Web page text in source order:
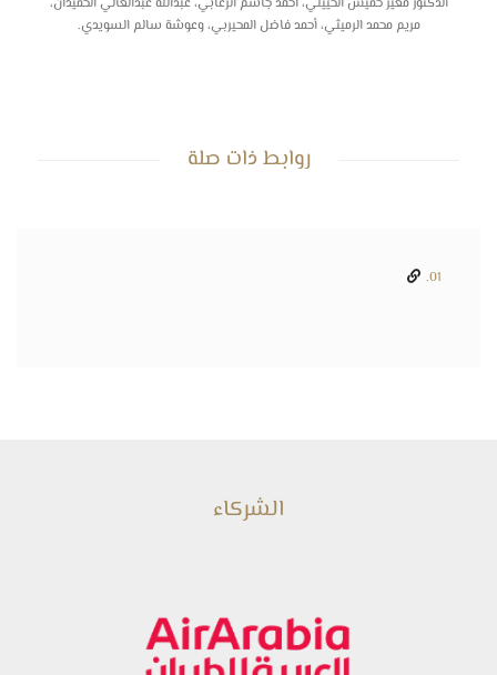
الدكتور مغير خميس الخييلي، أحمد جاسم الزعابي، عبدالله عبدالعالي الحميدان،
مريم محمد الرميثي، أحمد فاضل المحيربي، وعوشة سالم السويدي.
روابط ذات صلة
01.
الشركاء